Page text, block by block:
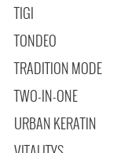
TIGI
TONDEO
TRADITION MODE
TWO-IN-ONE
URBAN KERATIN